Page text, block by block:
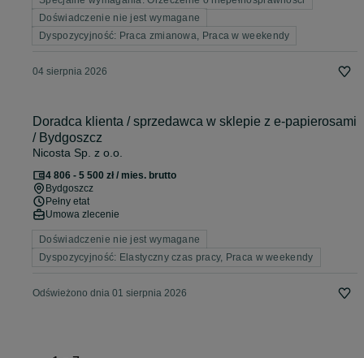
Doświadczenie nie jest wymagane
Dyspozycyjność: Praca zmianowa, Praca w weekendy
04 sierpnia 2026
Doradca klienta / sprzedawca w sklepie z e-papierosami
/ Bydgoszcz
Nicosta Sp. z o.o.
4 806 - 5 500 zł / mies. brutto
Bydgoszcz
Pełny etat
Umowa zlecenie
Doświadczenie nie jest wymagane
Dyspozycyjność: Elastyczny czas pracy, Praca w weekendy
Odświeżono dnia 01 sierpnia 2026